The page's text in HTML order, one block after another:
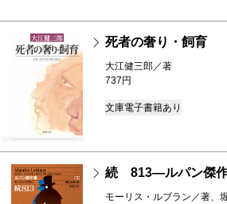
死者の奢り・飼育
大江健三郎／著
737円
文庫電子書籍あり
続 813―ルパン傑
モーリス・ルブラン／著、